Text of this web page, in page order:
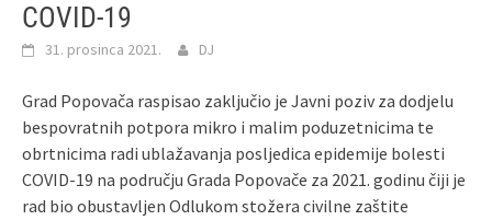
COVID-19
31. prosinca 2021. DJ
Grad Popovača raspisao zaključio je Javni poziv za dodjelu
bespovratnih potpora mikro i malim poduzetnicima te
obrtnicima radi ublažavanja posljedica epidemije bolesti
COVID-19 na području Grada Popovače za 2021. godinu čiji je
rad bio obustavljen Odlukom stožera civilne zaštite